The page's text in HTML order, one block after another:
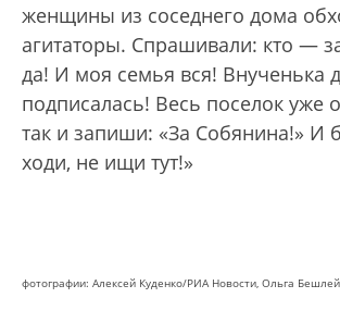
женщины из соседнего дома
агитаторы. Спрашивали: кто —
да! И моя семья вся! Внученька
подписалась! Весь поселок уже
так и запиши: «За Собянина!» И
ходи, не ищи тут!»
фотографии: Алексей Куденко/РИА Новости, Ольга